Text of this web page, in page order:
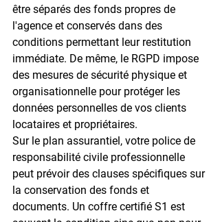
être séparés des fonds propres de
l'agence et conservés dans des
conditions permettant leur restitution
immédiate. De même, le RGPD impose
des mesures de sécurité physique et
organisationnelle pour protéger les
données personnelles de vos clients
locataires et propriétaires.
Sur le plan assurantiel, votre police de
responsabilité civile professionnelle
peut prévoir des clauses spécifiques sur
la conservation des fonds et
documents. Un coffre certifié S1 est